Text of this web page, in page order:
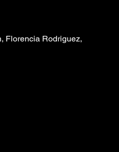
Florencia Rodriguez,